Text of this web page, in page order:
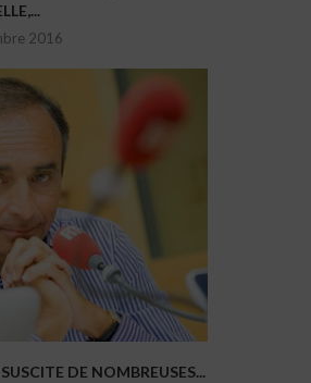
2016
DE NOMBREUSES...